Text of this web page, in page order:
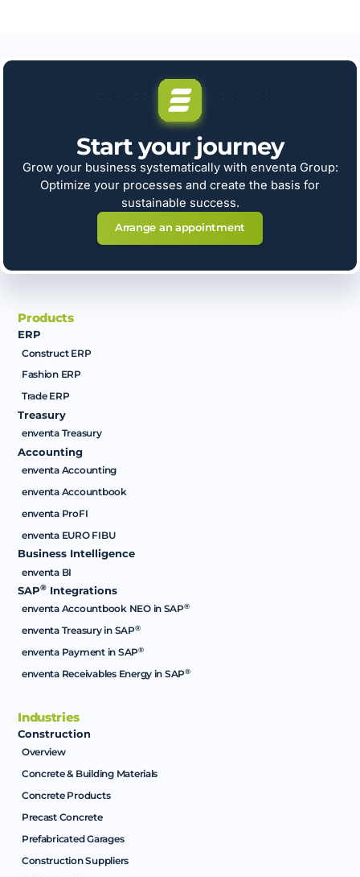
Start your journey
Grow your business systematically with enventa Group:
Optimize your processes and create the basis for
sustainable success.
Arrange an appointment
Products
ERP
Construct ERP
Fashion ERP
Trade ERP
Treasury
enventa Treasury
Accounting
enventa Accounting
enventa Accountbook
enventa ProFI
enventa EURO FIBU
Business Intelligence
enventa BI
SAP® Integrations
enventa Accountbook NEO in SAP®
enventa Treasury in SAP®
enventa Payment in SAP®
enventa Receivables Energy in SAP®
Industries
Construction
Overview
Concrete & Building Materials
Concrete Products
Precast Concrete
Prefabricated Garages
Construction Suppliers